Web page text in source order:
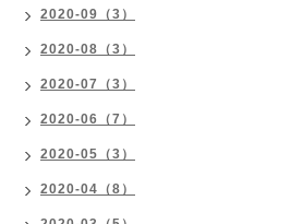
2020-09（3）
2020-08（3）
2020-07（3）
2020-06（7）
2020-05（3）
2020-04（8）